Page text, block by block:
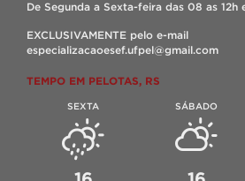
De Segunda a Sexta-feira das 08 as 12h
EXCLUSIVAMENTE pelo e-mail
especializacaoesef.ufpel@gmail.com
TEMPO EM PELOTAS, RS
SEXTA SÁBADO